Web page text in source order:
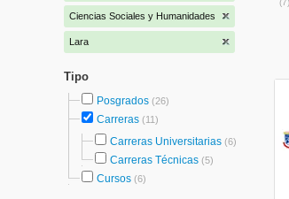
Ciencias Sociales y Humanidades
Lara
Tipo
Posgrados (26)
Carreras (11)
Carreras Universitarias (6)
Carreras Técnicas (5)
Cursos (6)
(7)